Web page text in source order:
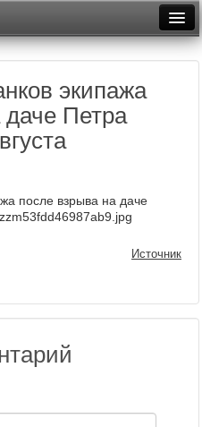
экипажа
Петра
Источник